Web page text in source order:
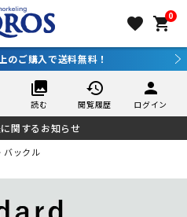
favorite 0
shopping_cart
ご購入で送料無料！
collections
読む
history
閲覧履歴
person
ログイン
に関するお知らせ
バックル